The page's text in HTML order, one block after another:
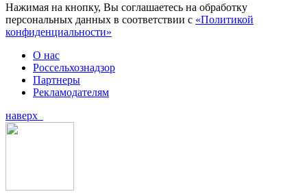
Нажимая на кнопку, Вы соглашаетесь на обработку
персональных данных в соответствии с «Политикой
конфиденциальности»
О нас
Россельхознадзор
Партнеры
Рекламодателям
наверх